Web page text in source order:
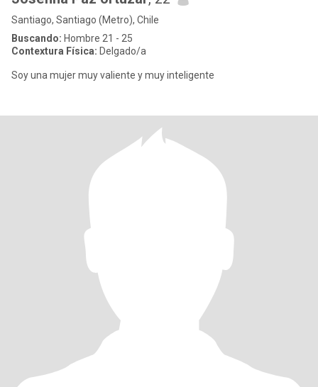
Santiago, Santiago (Metro), Chile
Buscando: Hombre 21 - 25
Contextura Física: Delgado/a
Soy una mujer muy valiente y muy inteligente